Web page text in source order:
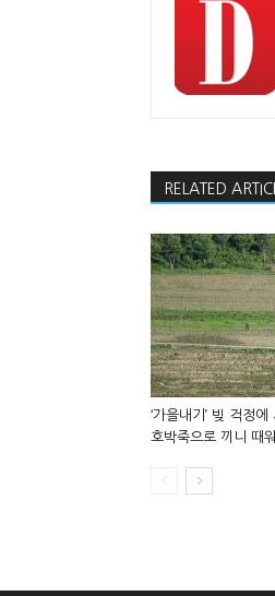
RELATED
‘가을내기’ 빚 걱정
호박죽으로 끼니 때워